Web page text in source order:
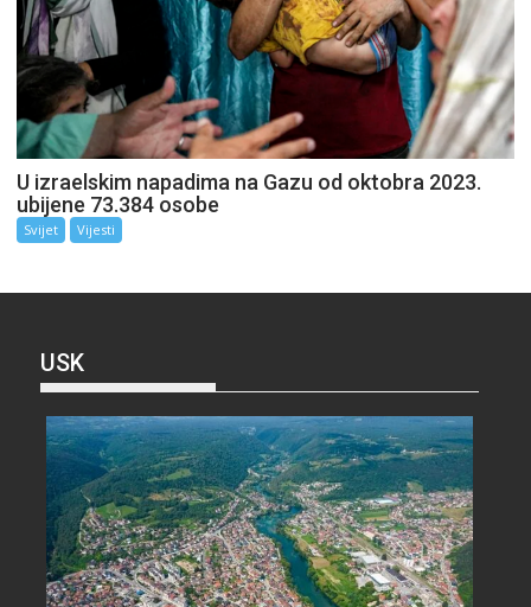
U izraelskim napadima na Gazu od oktobra 2023.
ubijene 73.384 osobe
Svijet Vijesti
USK